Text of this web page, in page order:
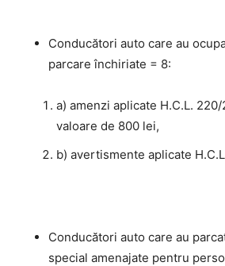
Conducători auto care au
parcare închiriate = 8:
a) amenzi aplicate H.C.L.
valoare de 800 lei,
b) avertismente aplicate
Conducători auto care au
special amenajate pentru